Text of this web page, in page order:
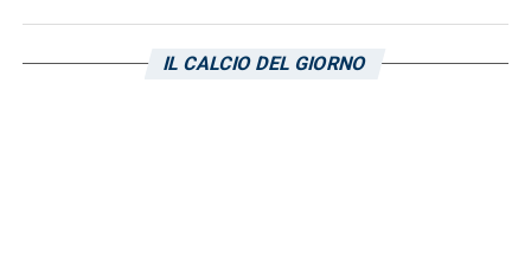
una sconfitta nel derby ligure potrebbe
IL CALCIO DEL GIORNO